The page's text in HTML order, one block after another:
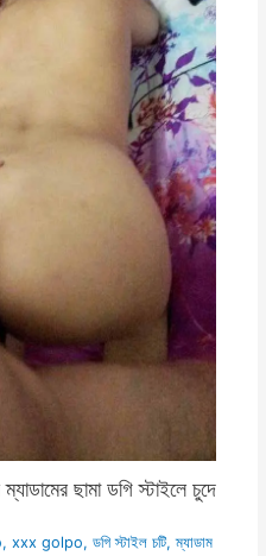
ছামা ডগি স্টাইলে চুদে
, xxx golpo, ডগি স্টাইল চটি,ম্যাডাম